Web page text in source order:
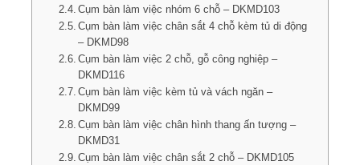
Cụm bàn làm việc nhóm 6 chỗ – DKMD103
Cụm bàn làm việc chân sắt 4 chỗ kèm tủ di động
– DKMD98
Cụm bàn làm việc 2 chỗ, gỗ công nghiệp –
DKMD116
Cụm bàn làm việc kèm tủ và vách ngăn –
DKMD99
Cụm bàn làm việc chân hình thang ấn tượng –
DKMD31
Cụm bàn làm việc chân sắt 2 chỗ – DKMD105